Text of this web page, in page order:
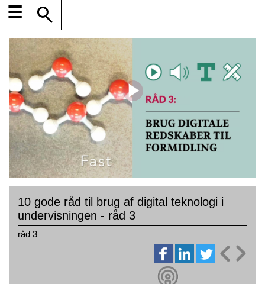
☰
10 gode råd til brug af digital teknologi i
undervisningen - råd 3
råd 3